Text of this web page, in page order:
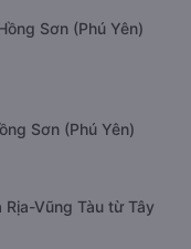
Sơn (Phú Yên)
Sơn (Phú Yên)
Vũng Tàu từ Tây